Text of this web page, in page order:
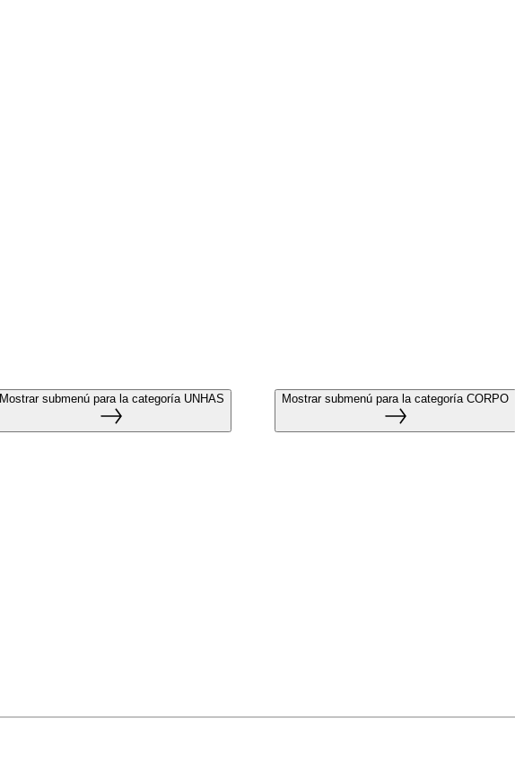
Mostrar submenú para la categoría UNHAS Mostrar submenú para la categoría CORPO